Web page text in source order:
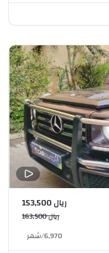
ريال 153,500
ريال 163,500
6,970
/شهر